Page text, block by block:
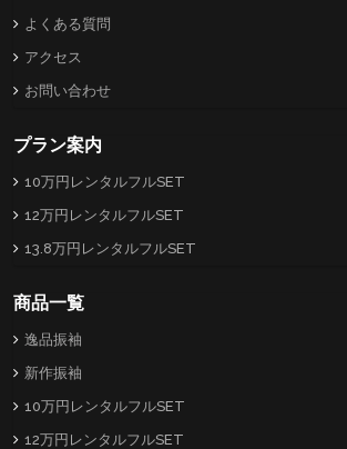
よくある質問
アクセス
お問い合わせ
プラン案内
10万円レンタルフルSET
12万円レンタルフルSET
13.8万円レンタルフルSET
商品一覧
逸品振袖
新作振袖
10万円レンタルフルSET
12万円レンタルフルSET